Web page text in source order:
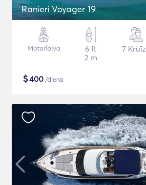
Ranieri Voyager 19
Motorlaiva
6 ft
2 m
7
$400 /diena